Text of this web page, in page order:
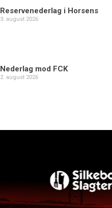
Reservenederlag i Horsens
3. august 2026
Nederlag mod FCK
2. august 2026